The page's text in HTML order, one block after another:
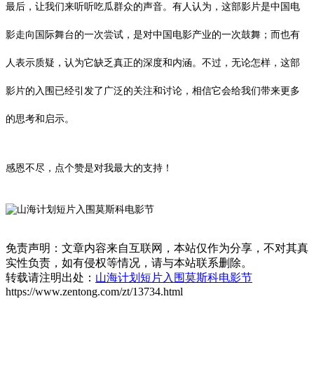
最后，让我们来听听吃瓜群众的声音。有人认为，这部影片是中国电
影走向国际舞台的一次尝试，是对中国电影产业的一次鼓舞；而也有
人表示质疑，认为它缺乏真正的深度和内涵。不过，无论怎样，这部
影片的入围已经引发了广泛的关注和讨论，相信它会给我们带来更多
的思考和启示。
感恩不尽，点个赞是对我最大的支持！
免责声明：文章内容来自互联网，本站仅作为分享，不对其真
实性负责，如有侵权等情况，请与本站联系删除。
转载请注明出处： 山海计划短片入围莫斯科电影节
https://www.zentong.com/zt/13734.html